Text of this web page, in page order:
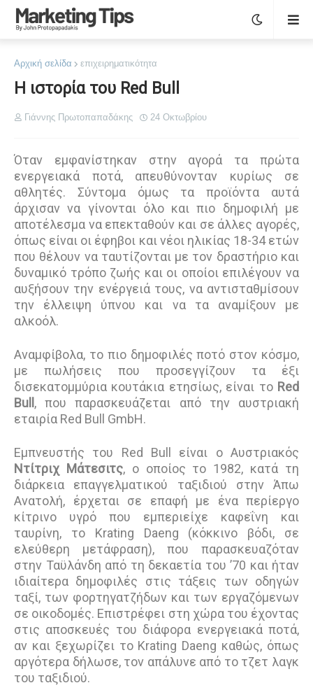
Αρχική σελίδα επιχειρηματικότητα
Η ιστορία του Red Bull
Γιάννης Πρωτοπαπαδάκης 24 Οκτωβρίου
Όταν εμφανίστηκαν στην αγορά τα πρώτα
ενεργειακά ποτά, απευθύνονταν κυρίως σε
αθλητές. Σύντομα όμως τα προϊόντα αυτά
άρχισαν να γίνονται όλο και πιο δημοφιλή με
αποτέλεσμα να επεκταθούν και σε άλλες αγορές,
όπως είναι οι έφηβοι και νέοι ηλικίας 18-34 ετών
που θέλουν να ταυτίζονται με τον δραστήριο και
δυναμικό τρόπο ζωής και οι οποίοι επιλέγουν να
αυξήσουν την ενέργειά τους, να αντισταθμίσουν
την έλλειψη ύπνου και να τα αναμίξουν με
αλκοόλ.
Αναμφίβολα, το πιο δημοφιλές ποτό στον κόσμο,
με πωλήσεις που προσεγγίζουν τα έξι
δισεκατομμύρια κουτάκια ετησίως, είναι το Red
Bull , που παρασκευάζεται από την αυστριακή
εταιρία Red Bull GmbH.
Εμπνευστής του Red Bull είναι ο Αυστριακός
Ντίτριχ Μάτεσιτς, ο οποίος το 1982, κατά τη
διάρκεια επαγγελματικού ταξιδιού στην Άπω
Ανατολή, έρχεται σε επαφή με ένα περίεργο
κίτρινο υγρό που εμπεριείχε καφεΐνη και
ταυρίνη, το Krating Daeng (κόκκινο βόδι, σε
ελεύθερη μετάφραση), που παρασκευαζόταν
στην Ταϋλάνδη από τη δεκαετία του ’70 και ήταν
ιδιαίτερα δημοφιλές στις τάξεις των οδηγών
ταξί, των φορτηγατζήδων και των εργαζόμενων
σε οικοδομές. Επιστρέφει στη χώρα του έχοντας
στις αποσκευές του διάφορα ενεργειακά ποτά,
αν και ξεχωρίζει το Κrating Daeng καθώς, όπως
αργότερα δήλωσε, τον απάλυνε από το τζετ λαγκ
του ταξιδιού.